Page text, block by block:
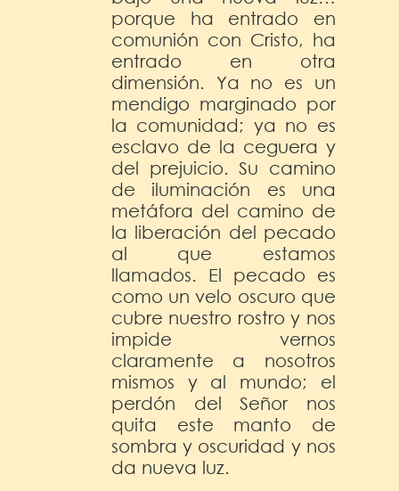
porque ha entrado en
comunión con Cristo, ha
entrado en otra
dimensión. Ya no es un
mendigo marginado por
la comunidad; ya no es
esclavo de la ceguera y
del prejuicio. Su camino
de iluminación es una
metáfora del camino de
la liberación del pecado
al que estamos
llamados. El pecado es
como un velo oscuro que
cubre nuestro rostro y nos
impide vernos
claramente a nosotros
mismos y al mundo; el
perdón del Señor nos
quita este manto de
sombra y oscuridad y nos
da nueva luz.